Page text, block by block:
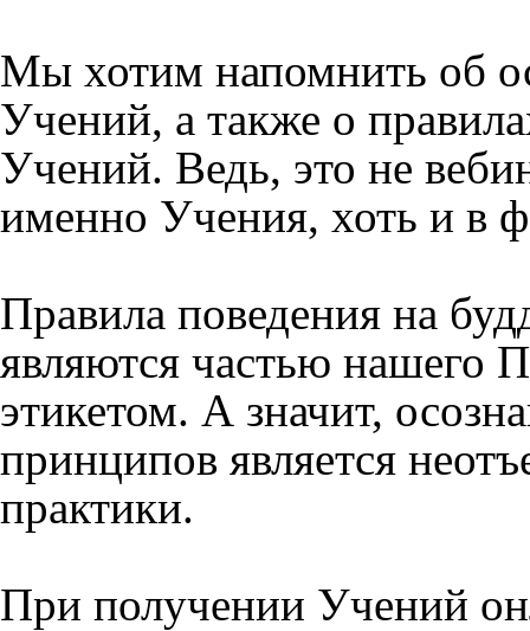
Мы хотим напомнить об
Учений, а также о
Учений. Ведь, это не
именно Учения, хоть и в
Правила поведения на
являются частью нашего
этикетом. А значит,
принципов является
практики.
При получении Учений